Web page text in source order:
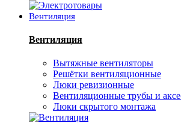
Вентиляция
Вентиляция
Вытяжные вентиляторы
Решётки вентиляционные
Люки ревизионные
Вентиляционные трубы и
Люки скрытого монтажа